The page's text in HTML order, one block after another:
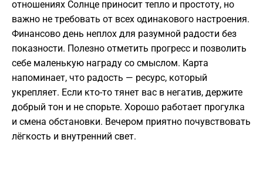
отношениях Солнце приносит тепло и простоту, но
важно не требовать от всех одинакового настроения.
Финансово день неплох для разумной радости без
показности. Полезно отметить прогресс и позволить
себе маленькую награду со смыслом. Карта
напоминает, что радость — ресурс, который
укрепляет. Если кто-то тянет вас в негатив, держите
добрый тон и не спорьте. Хорошо работает прогулка
и смена обстановки. Вечером приятно почувствовать
лёгкость и внутренний свет.